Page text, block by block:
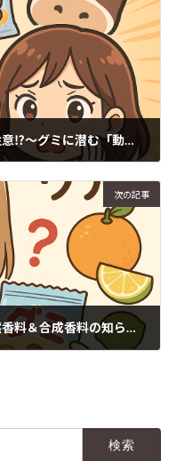
性タンパクアレルギー」の落とし穴～
次の記事
成香料の知られざる危険